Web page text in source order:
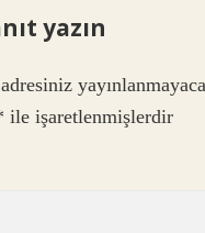
yazın
ile işaretlenmişlerdir